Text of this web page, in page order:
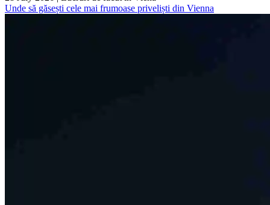
Unde să găsești cele mai frumoase priveliști din Vienna